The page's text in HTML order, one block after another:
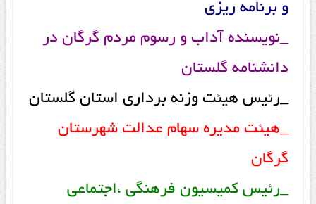
و برنامه ریزی
_نویسنده آداب و رسوم مردم گرگان در
دانشنامه گلستان
_رئیس هیئت وزنه برداری استان گلستان
_هیئت مدیره سهام عدالت شهرستان
گرگان
_رئیس کمیسیون فرهنگی ،اجتماعی